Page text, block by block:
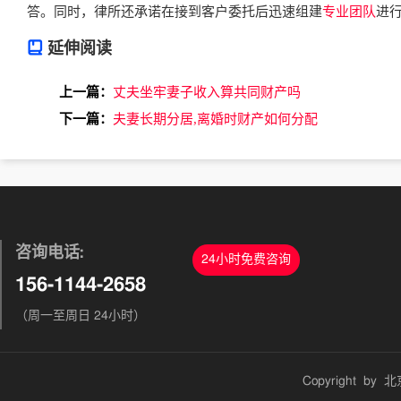
答。同时，律所还承诺在接到客户委托后迅速组建专业团队进
延伸阅读
上一篇： 丈夫坐牢妻子收入算共同财产吗
下一篇： 夫妻长期分居,离婚时财产如何分配
咨询电话:
156-1144-2658
（周一至周日 24小时）
24小时免费咨询
Copyright by 北